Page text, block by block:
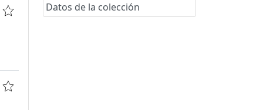
Datos de la colección